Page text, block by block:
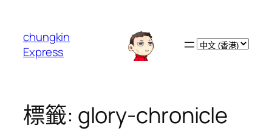
chungkin
Express
Choose
標籤: glory-chronicle